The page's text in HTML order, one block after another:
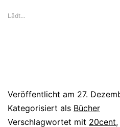
Lädt…
Veröffentlicht am 27.
Kategorisiert als Bücher
Verschlagwortet mit 20cent,